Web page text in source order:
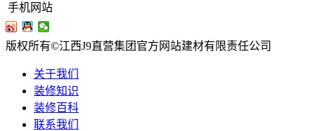
手机网站
版权所有©江西J9直营集团官方网站建材有限责任公司
关于我们
装修知识
装修百科
联系我们